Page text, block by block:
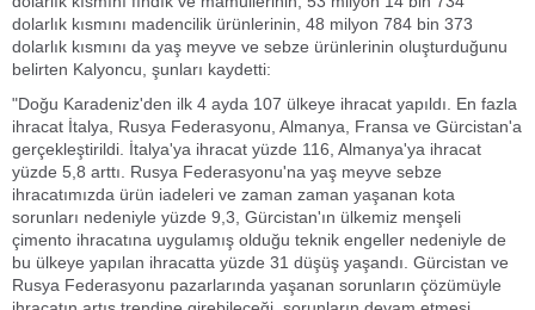
dolarlık kısmını madencilik ürünlerinin, 48 milyon 784 bin 373
dolarlık kısmını da yaş meyve ve sebze ürünlerinin oluşturduğunu
belirten Kalyoncu, şunları kaydetti:
"Doğu Karadeniz'den ilk 4 ayda 107 ülkeye ihracat yapıldı. En fazla
ihracat İtalya, Rusya Federasyonu, Almanya, Fransa ve Gürcistan'a
gerçekleştirildi. İtalya'ya ihracat yüzde 116, Almanya'ya ihracat
yüzde 5,8 arttı. Rusya Federasyonu'na yaş meyve sebze
ihracatımızda ürün iadeleri ve zaman zaman yaşanan kota
sorunları nedeniyle yüzde 9,3, Gürcistan'ın ülkemiz menşeli
çimento ihracatına uygulamış olduğu teknik engeller nedeniyle de
bu ülkeye yapılan ihracatta yüzde 31 düşüş yaşandı. Gürcistan ve
Rusya Federasyonu pazarlarında yaşanan sorunların çözümüyle